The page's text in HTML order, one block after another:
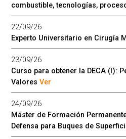
combustible, tecnologías,
22/09/26
Experto Universitario en Cirugía
23/09/26
Curso para obtener la DECA (I):
ValoresVer
24/09/26
Máster de Formación
Defensa para Buques de